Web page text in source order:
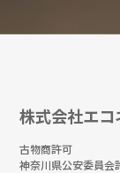
株式会社エコ
古物商許可
神奈川県公安委員